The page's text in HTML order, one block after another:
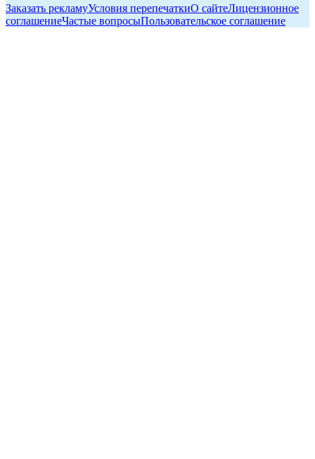
Заказать рекламуУсловия перепечаткиО сайтеЛицензионное
соглашениеЧастые вопросыПользовательское соглашение